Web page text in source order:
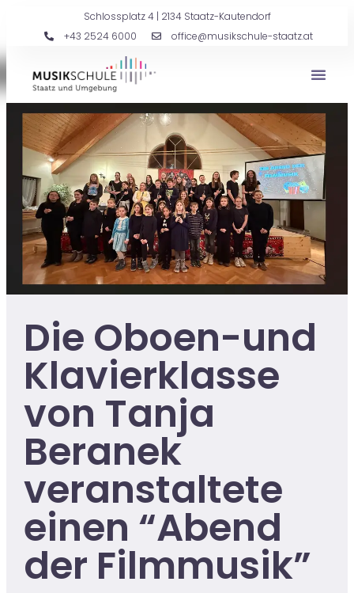
Schlossplatz 4 | 2134 Staatz-Kautendorf
+43 2524 6000
office@musikschule-staatz.at
Die Oboen-und
Klavierklasse
von Tanja
Beranek
veranstaltete
einen “Abend
der Filmmusik”